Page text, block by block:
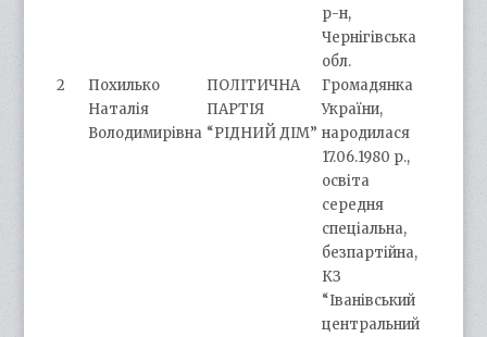
р-н,
Чернігівська
обл.
2
Похилько
Наталія
Володимирівна
ПОЛІТИЧНА
ПАРТІЯ
“РІДНИЙ ДІМ”
Громадянка
України,
народилася
17.06.1980 р.,
освіта
середня
спеціальна,
безпартійна,
КЗ
“Іванівський
центральний